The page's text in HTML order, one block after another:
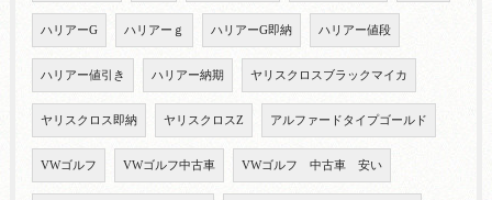
ハリアーG ハリアーｇ ハリアーG即納 ハリアー値段
ハリアー値引き ハリアー納期 ヤリスクロスブラックマイカ
ヤリスクロス即納 ヤリスクロスZ アルファードタイプゴールド
VWゴルフ VWゴルフ中古車 VWゴルフ 中古車 安い